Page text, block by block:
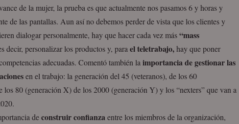
de la mujer, la prueba es que actualmente nos pasamos 6 y horas y
de las pantallas. Aun así no debemos perder de vista que los clientes y
dialogar personalmente, hay que hacer cada vez más“mass
decir, personalizar los productos y, para el teletrabajo,hay que poner
adecuadas. Comentó también la importancia de gestionar las
en el trabajo: la generación del 45 (veteranos), de los 60
los 80 (generación X) de los 2000 (generación Y) y los “nexters” que van a
deconstruir confianzaentre los miembros de la organización,